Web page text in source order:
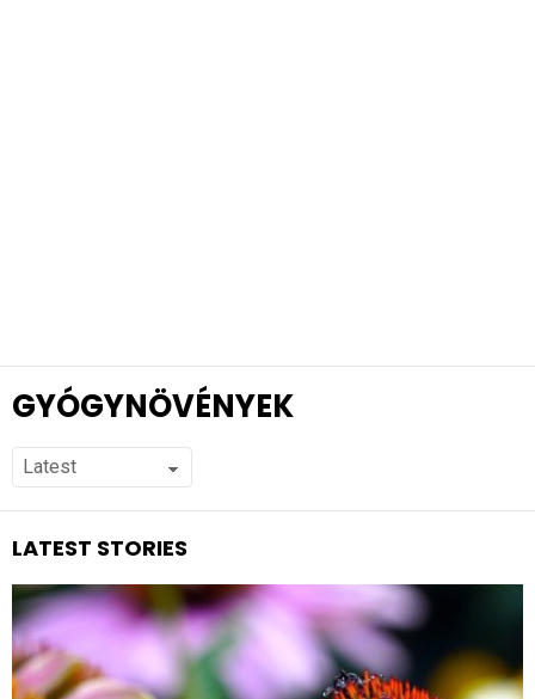
GYÓGYNÖVÉNYEK
LATEST STORIES